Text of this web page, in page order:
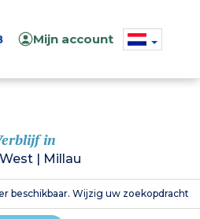
Mijn account
in
| Millau
beschikbaar. Wijzig uw zoekopdracht